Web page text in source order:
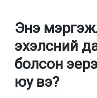
Энэ
эхэлсний
болсон
юу вэ?